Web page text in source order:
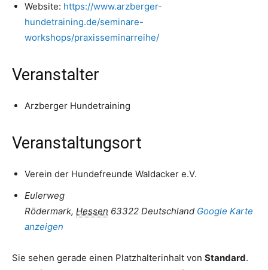
Website: https://www.arzberger-
hundetraining.de/seminare-
workshops/praxisseminarreihe/
Veranstalter
Arzberger Hundetraining
Veranstaltungsort
Verein der Hundefreunde Waldacker e.V.
Eulerweg
Rödermark, Hessen 63322 Deutschland Google Karte
anzeigen
Sie sehen gerade einen Platzhalterinhalt von Standard.